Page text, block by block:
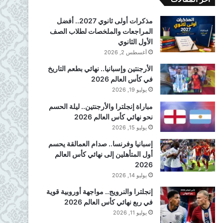
مذكرات أولى ثانوي 2027.. أفضل
المراجعات والملخصات لطلاب الصف
الأول الثانوي
أغسطس 2, 2026
الأرجنتين وإسبانيا.. نهائي بطعم التاريخ
في كأس العالم 2026
يوليو 19, 2026
مباراة إنجلترا والأرجنتين.. ليلة الحسم
نحو نهائي كأس العالم 2026
يوليو 15, 2026
إسبانيا وفرنسا.. صدام العمالقة يحسم
أول المتأهلين إلى نهائي كأس العالم
2026
يوليو 14, 2026
إنجلترا والنرويج.. مواجهة أوروبية قوية
في ربع نهائي كأس العالم 2026
يوليو 11, 2026